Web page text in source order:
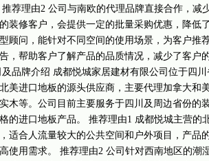
荐理由2 公司与南欧的代理品牌直接合作，减
装修客户，会提供一定的批量采购优惠，降低
顾问，能针对不同空间的使用场景，为客户推
，帮助客户了解产品的品质情况，减少了客户
品牌介绍 成都悦城家居建材有限公司位于四
美进口地板的源头供应商，主要代理加拿大和
木等。公司目前主要服务于四川及周边省份的
的进口地板产品。 推荐理由1 成都悦城主营的
适合人流量较大的公共空间和户外项目，产品
使用需求。 推荐理由2 公司针对西南地区的潮